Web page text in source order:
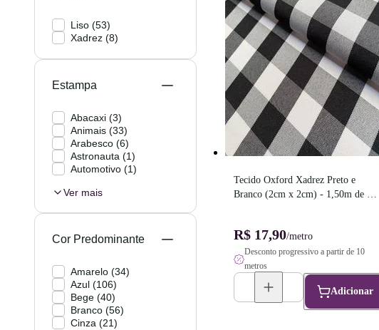
Liso (53)
Xadrez (8)
Estampa
Abacaxi (3)
Animais (33)
Arabesco (6)
Astronauta (1)
Automotivo (1)
Ver mais
Cor Predominante
Amarelo (34)
Azul (106)
Bege (40)
Branco (56)
Cinza (21)
Tecido Oxford Xadrez Preto e
Branco (2cm x 2cm) - 1,50m de
R$ 17,90/metro
Desconto progressivo a partir de 10
metros
Adicionar